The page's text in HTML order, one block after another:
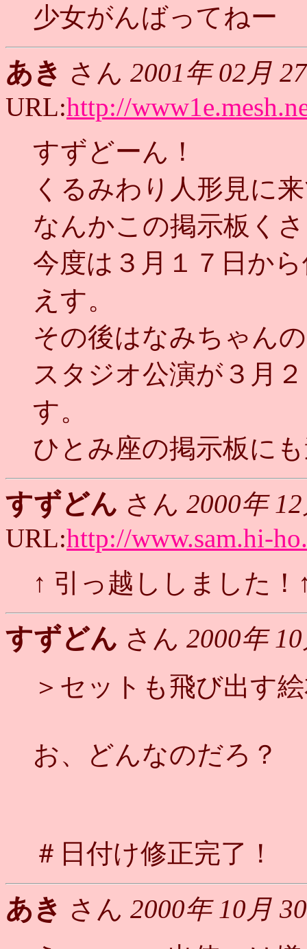
少女がんばってねー
あき さん 2001年 02月
URL:http://
すずどーん！
くるみわり人形見に
なんかこの掲示板く
今度は３月１７日か
えす。
その後はなみちゃん
スタジオ公演が３月
す。
ひとみ座の掲示板に
すずどん さん 2000年
URL:http://www.sam.hi-
↑ 引っ越ししました！
すずどん さん 2000年
＞セットも飛び出す
お、どんなのだろ？
＃日付け修正完了！
あき さん 2000年 10月